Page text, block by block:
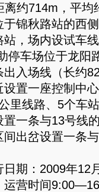
离约714m，平均
锦秋路站的西侧
，场内设试车
停车场位于龙阳
入场线（长约
置一座控制中心
里线路、5个车
置一条与13号线
出岔设置一条
期：2009年12
营时间9:00—16